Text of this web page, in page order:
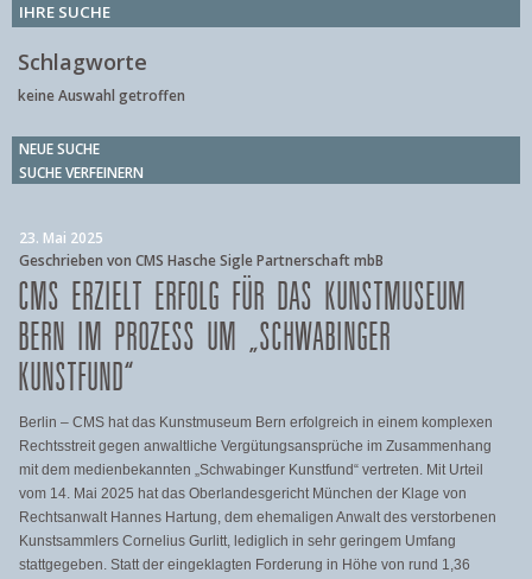
IHRE SUCHE
Schlagworte
keine Auswahl getroffen
NEUE SUCHE
SUCHE VERFEINERN
23. Mai 2025
Geschrieben von CMS Hasche Sigle Partnerschaft mbB
CMS ERZIELT ERFOLG FÜR DAS KUNSTMUSEUM
BERN IM PROZESS UM „SCHWABINGER
KUNSTFUND“
Berlin – CMS hat das Kunstmuseum Bern erfolgreich in einem komplexen
Rechtsstreit gegen anwaltliche Vergütungsansprüche im Zusammenhang
mit dem medienbekannten „Schwabinger Kunstfund“ vertreten. Mit Urteil
vom 14. Mai 2025 hat das Oberlandesgericht München der Klage von
Rechtsanwalt Hannes Hartung, dem ehemaligen Anwalt des verstorbenen
Kunstsammlers Cornelius Gurlitt, lediglich in sehr geringem Umfang
stattgegeben. Statt der eingeklagten Forderung in Höhe von rund 1,36